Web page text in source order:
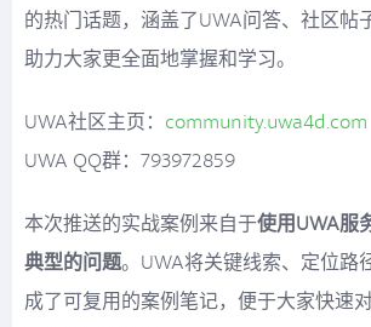
的热门话题，涵盖了UWA问答、社区帖
助力大家更全面地掌握和学习。
UWA社区主页： community.uwa4d.com
UWA QQ群：793972859
本次推送的实战案例来自于使用UWA服
典型的问题。UWA将关键线索、定位路
成了可复用的案例笔记，便于大家快速